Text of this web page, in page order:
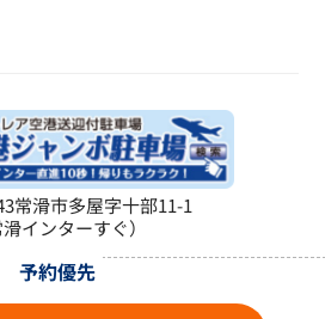
常滑市多屋字十部11-1
滑インターすぐ）
予約優先